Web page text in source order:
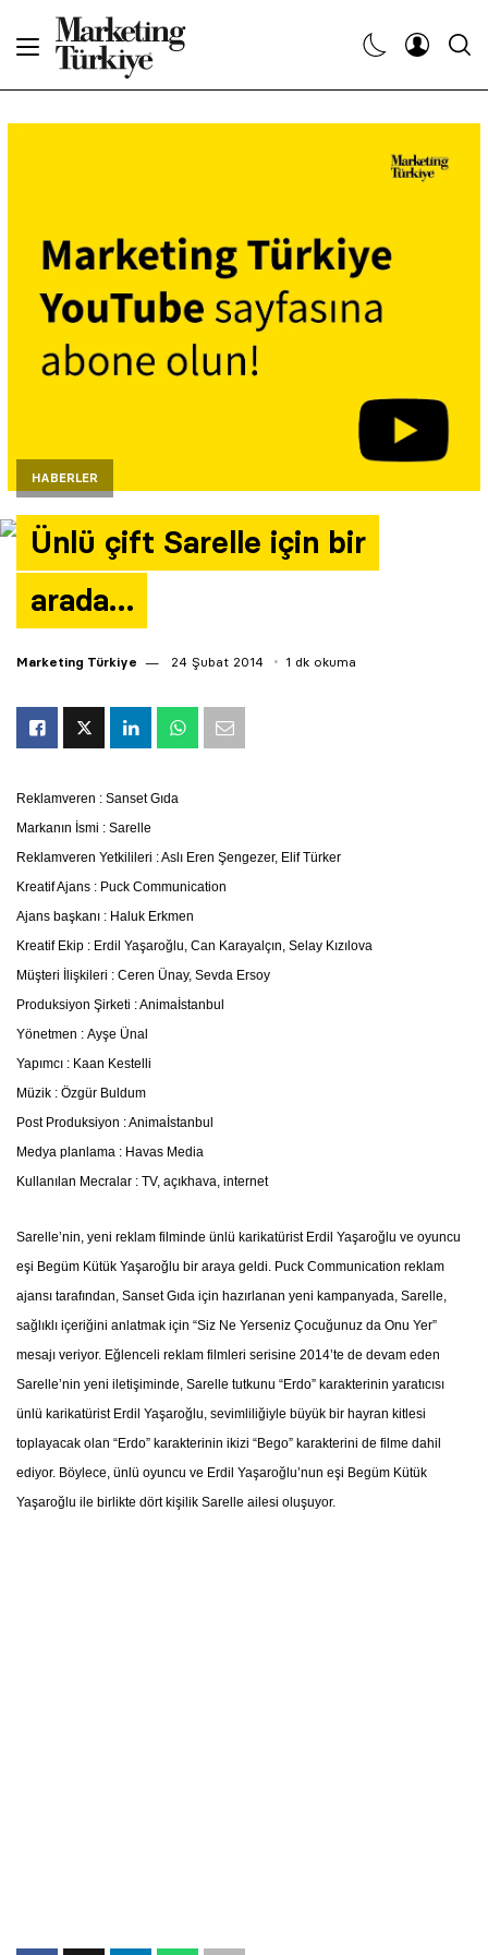
HABERLER
Ünlü çift Sarelle için bir
arada…
Marketing Türkiye 24 Şubat 2014 1 dk okuma
Reklamveren : Sanset Gıda
Markanın İsmi : Sarelle
Reklamveren Yetkilileri : Aslı Eren Şengezer, Elif Türker
Kreatif Ajans : Puck Communication
Ajans başkanı : Haluk Erkmen
Kreatif Ekip : Erdil Yaşaroğlu, Can Karayalçın, Selay Kızılova
Müşteri İlişkileri : Ceren Ünay, Sevda Ersoy
Produksiyon Şirketi : Animaİstanbul
Yönetmen : Ayşe Ünal
Yapımcı : Kaan Kestelli
Müzik : Özgür Buldum
Post Produksiyon : Animaİstanbul
Medya planlama : Havas Media
Kullanılan Mecralar : TV, açıkhava, internet
Sarelle’nin, yeni reklam filminde ünlü karikatürist Erdil Yaşaroğlu ve oyuncu
eşi Begüm Kütük Yaşaroğlu bir araya geldi. Puck Communication reklam
ajansı tarafından, Sanset Gıda için hazırlanan yeni kampanyada, Sarelle,
sağlıklı içeriğini anlatmak için “Siz Ne Yerseniz Çocuğunuz da Onu Yer”
mesajı veriyor. Eğlenceli reklam filmleri serisine 2014’te de devam eden
Sarelle’nin yeni iletişiminde, Sarelle tutkunu “Erdo” karakterinin yaratıcısı
ünlü karikatürist Erdil Yaşaroğlu, sevimliliğiyle büyük bir hayran kitlesi
toplayacak olan “Erdo” karakterinin ikizi “Bego” karakterini de filme dahil
ediyor. Böylece, ünlü oyuncu ve Erdil Yaşaroğlu’nun eşi Begüm Kütük
Yaşaroğlu ile birlikte dört kişilik Sarelle ailesi oluşuyor.
Dergiler
Etkinlikler
Yazarlar
Araştırma